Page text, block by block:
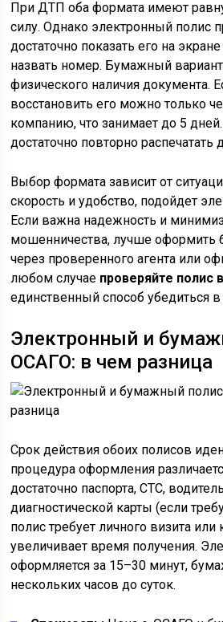
При ДТП оба формата имеют
силу. Однако электронный полис
достаточно показать его на
назвать номер. Бумажный вариант
физического наличия документа.
восстановить его можно только
компанию, что занимает до 5
достаточно повторно распечатать
Выбор формата зависит от
скорость и удобство, подойдет
Если важна надежность и
мошенничества, лучше оформить
через проверенного агента или
любом случае проверяйте полис
единственный способ убедиться в
Электронный и
ОСАГО: в чем разница
Срок действия обоих полисов
процедура оформления
достаточно паспорта, СТС,
диагностической карты (если
полис требует личного визита или
увеличивает время получения.
оформляется за 15–30 минут,
нескольких часов до суток.